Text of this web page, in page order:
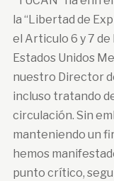
la “Libertad de
el Articulo 6 y 7
Estados Unidos
nuestro Director
incluso tratando
circulación. Sin
manteniendo un
hemos
punto crítico,